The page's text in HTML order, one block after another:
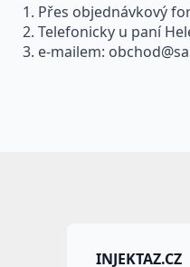
Přes objednávkový
Telefonicky u paní
e-mailem:
INJEKTAZ.CZ